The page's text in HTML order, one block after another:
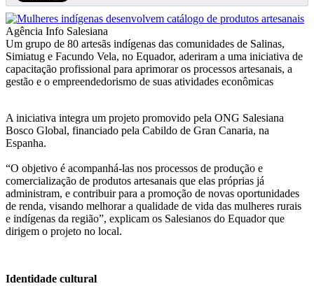
Agência Info Salesiana
Um grupo de 80 artesãs indígenas das comunidades de Salinas,
Simiatug e Facundo Vela, no Equador, aderiram a uma iniciativa de
capacitação profissional para aprimorar os processos artesanais, a
gestão e o empreendedorismo de suas atividades econômicas
A iniciativa integra um projeto promovido pela ONG Salesiana
Bosco Global, financiado pela Cabildo de Gran Canaria, na
Espanha.
“O objetivo é acompanhá-las nos processos de produção e
comercialização de produtos artesanais que elas próprias já
administram, e contribuir para a promoção de novas oportunidades
de renda, visando melhorar a qualidade de vida das mulheres rurais
e indígenas da região”, explicam os Salesianos do Equador que
dirigem o projeto no local.
Identidade cultural